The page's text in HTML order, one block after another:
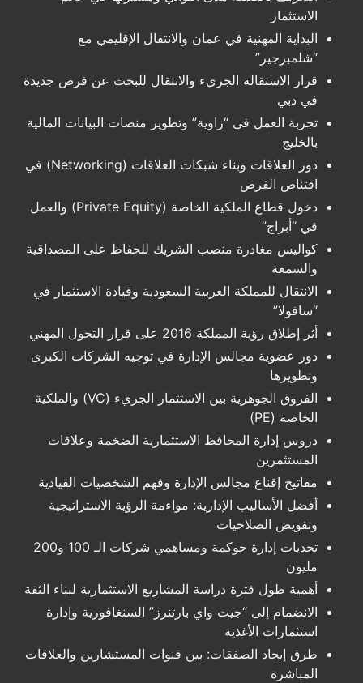
الاستثمار
البداية المهنية في عمان والانتقال الإقليمي مع
“شلمبرجير”
قرار الاستقالة الجريء والانتقال للبحث عن فرص جديدة
في دبي
تجربة العمل في “زاوية” وتطوير منصات البيانات المالية
بالخليج
دور العلاقات وبناء شبكات العلاقات (Networking) في
اقتناص الفرص
دخول قطاع الملكية الخاصة (Private Equity) والعمل
في “أبراج”
كواليس مغادرة منصب الشريك للحفاظ على المصداقية
والسمعة
الانتقال للمملكة العربية السعودية وقيادة الاستثمار في
“سافولا”
أثر إطلاق رؤية المملكة 2016 على قرار التحول المهني
دور عضوية مجالس الإدارة في توجيه الشركات الكبرى
وتطويرها
الفروق الجوهرية بين الاستثمار الجريء (VC) والملكية
الخاصة (PE)
دروس إدارة المحافظ الاستثمارية الضخمة وعلاقات
المستثمرين
مفاتيح إقناع مجالس الإدارة وفهم الشخصيات القيادية
أفضل الأساليب الإدارية: مواءمة الرؤية الاستراتيجية
وتفويض الصلاحيات
تحديات إدارة حوكمة ومساهمي شركات الـ 100 و200
مليون
أهمية طول فترة دراسة المشاريع الاستثمارية لبناء الثقة
الانضمام إلى “جيت واي بارتنرز” السنغافورية وإدارة
استثمارات الأغذية
طرق إيجاد الصفقات: بين قنوات المستشارين والعلاقات
المباشرة